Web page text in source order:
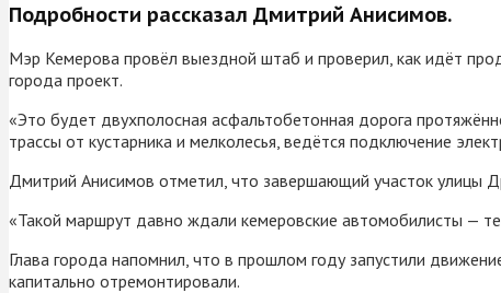
Подробности рассказал Дмитрий Анисимов.
Мэр Кемерова провёл выездной штаб и проверил, как идёт
города проект.
«Это будет двухполосная асфальтобетонная дорога
трассы от кустарника и мелколесья, ведётся подключение
Дмитрий Анисимов отметил, что завершающий участок
«Такой маршрут давно ждали кемеровские автомобилисты —
Глава города напомнил, что в прошлом году запустили
капитально отремонтировали.